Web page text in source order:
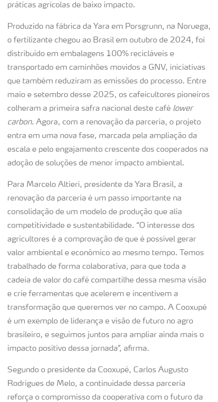
práticas agrícolas de baixo impacto.
Produzido na fábrica da Yara em Porsgrunn, na Noruega,
o fertilizante chegou ao Brasil em outubro de 2024, foi
distribuído em embalagens 100% recicláveis e
transportado em caminhões movidos a GNV, iniciativas
que também reduziram as emissões do processo. Entre
maio e setembro desse 2025, os cafeicultores pioneiros
colheram a primeira safra nacional deste café lower
carbon. Agora, com a renovação da parceria, o projeto
entra em uma nova fase, marcada pela ampliação da
escala e pelo engajamento crescente dos cooperados na
adoção de soluções de menor impacto ambiental.
Para Marcelo Altieri, presidente da Yara Brasil, a
renovação da parceria é um passo importante na
consolidação de um modelo de produção que alia
competitividade e sustentabilidade. “O interesse dos
agricultores é a comprovação de que é possível gerar
valor ambiental e econômico ao mesmo tempo. Temos
trabalhado de forma colaborativa, para que toda a
cadeia de valor do café compartilhe dessa mesma visão
e crie ferramentas que acelerem e incentivem a
transformação que queremos ver no campo. A Cooxupé
é um exemplo de liderança e visão de futuro no agro
brasileiro, e seguimos juntos para ampliar ainda mais o
impacto positivo dessa jornada”, afirma.
Segundo o presidente da Cooxupé, Carlos Augusto
Rodrigues de Melo, a continuidade dessa parceria
reforça o compromisso da cooperativa com o futuro da